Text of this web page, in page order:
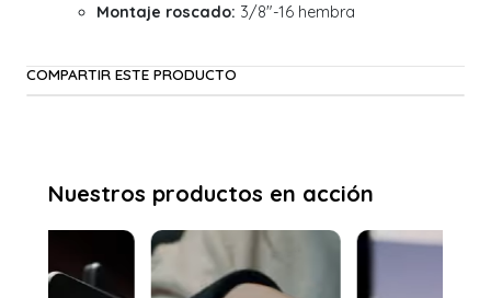
Montaje roscado: 3/8"-16 hembra
COMPARTIR ESTE PRODUCTO